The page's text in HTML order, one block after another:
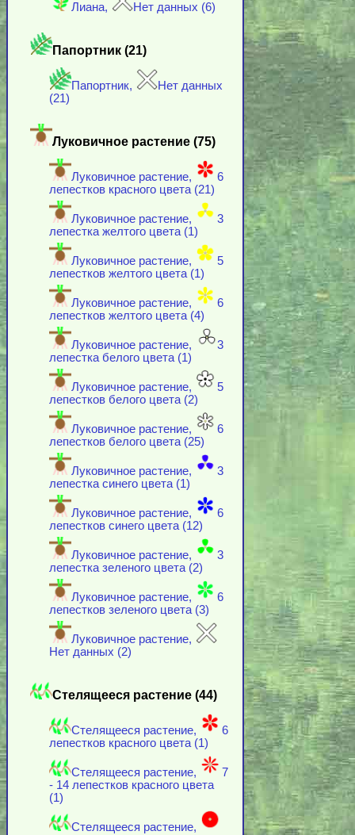
Лиана, Нет данных (6)
Папортник (21)
Папортник,
Нет данных
(21)
Луковичное растение (75)
Луковичное растение,
6
лепестков красного цвета (21)
Луковичное растение,
3
лепестка желтого цвета (1)
Луковичное растение,
5
лепестков желтого цвета (1)
Луковичное растение,
6
лепестков желтого цвета (4)
Луковичное растение,
3
лепестка белого цвета (1)
Луковичное растение,
5
лепестков белого цвета (2)
Луковичное растение,
6
лепестков белого цвета (25)
Луковичное растение,
3
лепестка синего цвета (1)
Луковичное растение,
6
лепестков синего цвета (12)
Луковичное растение,
3
лепестка зеленого цвета (2)
Луковичное растение,
6
лепестков зеленого цвета (3)
Луковичное растение,
Нет данных (2)
Стелящееся растение (44)
Стелящееся растение,
6
лепестков красного цвета (1)
Стелящееся растение,
7
- 14 лепестков красного цвета
(1)
Стелящееся растение,